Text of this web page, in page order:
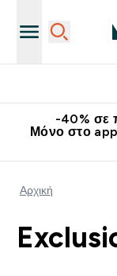
-40% σε
Μόνο στο
Αρχική